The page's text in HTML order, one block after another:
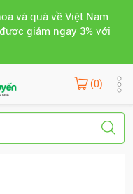
và quà về Việt Nam
giảm ngay 3% với
(0)